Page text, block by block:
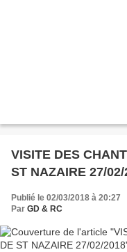
VISITE DES
ST NAZAIRE 27/02/
Publié le 02/03/2018 à 20:27
Par GD & RC